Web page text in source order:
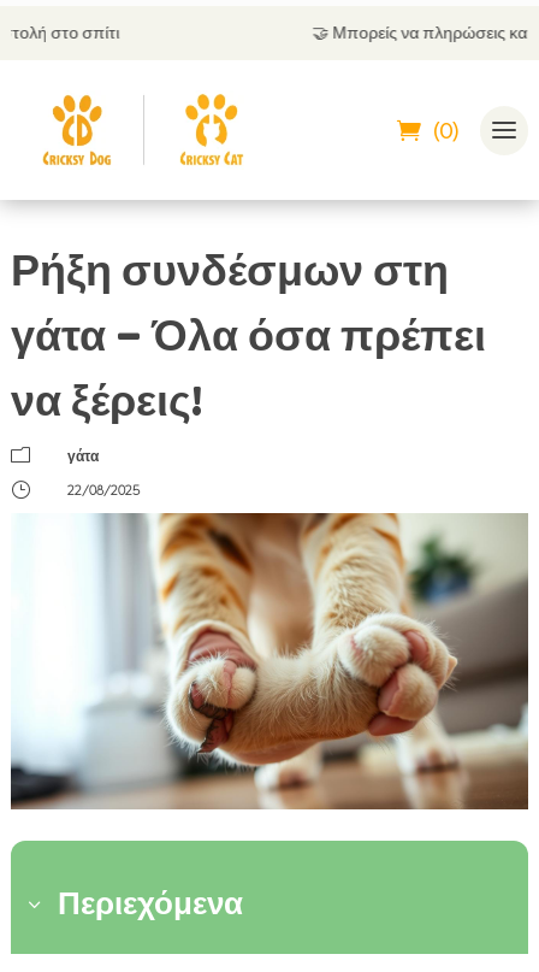
Μπορείς να πληρώσεις και με αντικαταβολή
(0)
Ρήξη συνδέσμων στη
γάτα – Όλα όσα πρέπει
να ξέρεις!
m
γάτα
}
22/08/2025
3 Περιεχόμενα